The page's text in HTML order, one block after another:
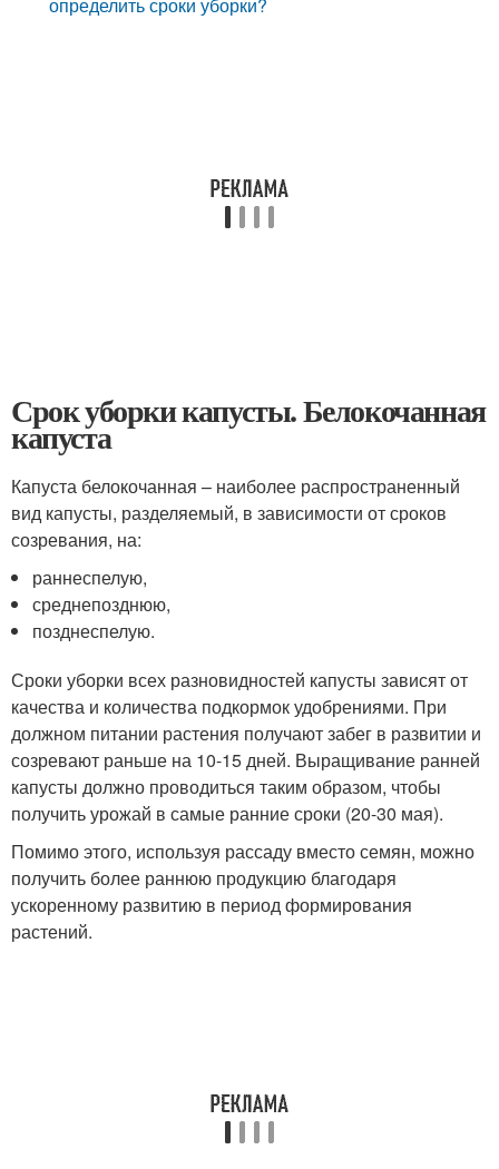
Срок уборки капусты. Белокочанная
капуста
Капуста белокочанная – наиболее распространенный
вид капусты, разделяемый, в зависимости от сроков
созревания, на:
раннеспелую,
среднепозднюю,
позднеспелую.
Сроки уборки всех разновидностей капусты зависят от
качества и количества подкормок удобрениями. При
должном питании растения получают забег в развитии и
созревают раньше на 10-15 дней. Выращивание ранней
капусты должно проводиться таким образом, чтобы
получить урожай в самые ранние сроки (20-30 мая).
Помимо этого, используя рассаду вместо семян, можно
получить более раннюю продукцию благодаря
ускоренному развитию в период формирования
растений.